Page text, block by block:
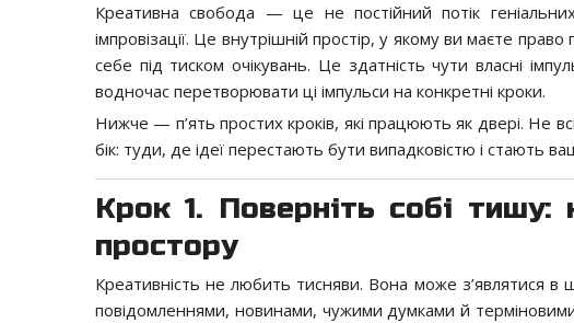
Креативна свобода — це не постійний потік
імпровізації. Це внутрішній простір, у якому ви маєте
себе під тиском очікувань. Це здатність чути власні
водночас перетворювати ці імпульси на конкретні кроки.
Нижче — п’ять простих кроків, які працюють як двері. Не
бік: туди, де ідеї перестають бути випадковістю і стають
Крок 1. Поверніть собі тишу:
простору
Креативність не любить тисняви. Вона може з’являтися
повідомленнями, новинами, чужими думками й